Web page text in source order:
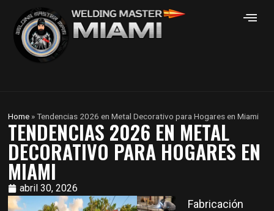
Home »Tendencias 2026 en Metal Decorativo para Hogares en Miami
TENDENCIAS 2026 EN METAL
DECORATIVO PARA HOGARES EN
MIAMI
abril 30, 2026
Fabricación